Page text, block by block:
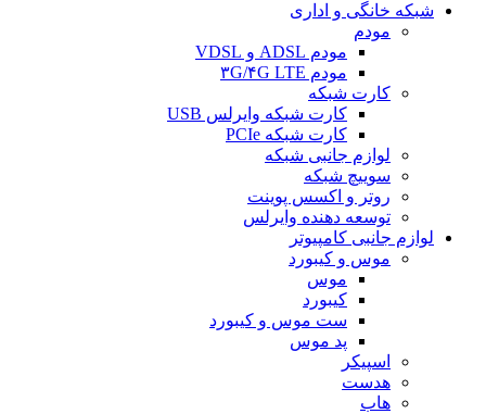
شبکه خانگی و اداری
مودم
مودم ADSL و VDSL
مودم ۳G/۴G LTE
کارت شبکه
کارت شبکه وایرلس USB
کارت شبکه PCIe
لوازم جانبی شبکه
سوییچ شبکه
روتر و اکسس پوینت
توسعه دهنده وایرلس
لوازم جانبی کامپیوتر
موس و کیبورد
موس
کیبورد
ست موس و کیبورد
پد موس
اسپیکر
هدست
هاب